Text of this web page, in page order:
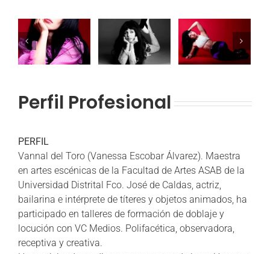
Perfil Profesional
PERFIL
Vannal del Toro (Vanessa Escobar Álvarez). Maestra
en artes escénicas de la Facultad de Artes ASAB de la
Universidad Distrital Fco. José de Caldas, actriz,
bailarina e intérprete de títeres y objetos animados, ha
participado en talleres de formación de doblaje y
locución con VC Medios. Polifacética, observadora,
receptiva y creativa.